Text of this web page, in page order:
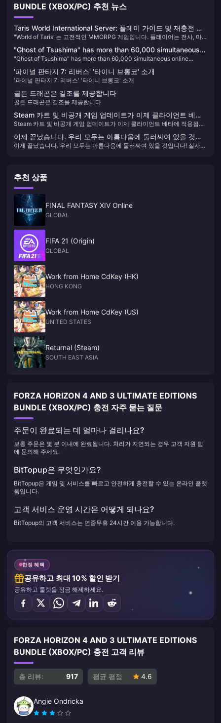
BUNDLE (XBOX/PC) 추천 뉴스
Taris World International Server: 플레이 가이드 및 재충전 전
략
"World of Taris"는 고전적인 MMORPG 게임입니다. 플레이어는 전사, 마
술과 속성이 있습니다. 마법과 모험이 가득한 타리스 대륙에서 플레이어는
숲과 사막, 도시와 산까지 광활한 세계를 탐험하며 다양한 모험과 전투를
경험할 수 있다. 이브.
"Ghost of Tsushima" has more than 60,000 simultaneous
online players on Steam, ranking fourth on the PlayStation
game list
"Ghost of Tsushima" has more than 60,000 simultaneous online
'파이널 판타지 7: 리버스' '타이니 브롱코' 소개
'파이널 판타지 7: 리버스' '타이니 브롱코' 소개
골든 드래곤은 길조를 제공합니다
골든 드래곤은 길조를 제공합니다
Steam 카트 및 비공개 게임 업데이트가 이제 클라이언트 베타
에 적용됩니다.
Steam 카트 및 비공개 게임 업데이트가 이제 클라이언트 베타에 적용됩니
이제 끝났습니다. 우리 모두는 아름다움에 둘러싸여 있을 것입
니다! 실사 인터랙티브 영화와 TV 게임의 "쓰나미"가 다가오고
이제 끝났습니다. 우리 모두는 아름다움에 둘러싸여 있을 것입니다! 실사
추천 상품
FINAL FANTASY XIV Online
GLOBAL
FIFA 21 (Origin)
GLOBAL
Work from Home CdKey (HK)
HONG KONG
Work from Home CdKey (US)
UNITED STATES
Returnal (Steam)
SOUTH EAST ASIA
FORZA HORIZON 4 AND 3 ULTIMATE EDITIONS
BUNDLE (XBOX/PC) 충전 자주 묻는 질문
주문이 완료되는 데 얼마나 걸리나요?
보통 주문은 몇 분 이내에 완료됩니다. 처리가 지연되는 경우 고객 지원 팀
에 문의해 주세요.
BitTopup은 무엇인가요?
BitTopup은 게임 및 서비스를 빠르고 안전하게 충전할 수 있는 온라인 플랫
폼입니다.
고객 서비스 운영 시간은 어떻게 되나요?
BitTopup의 고객 서비스는 연중무휴 24시간 이용 가능합니다.
한정 혜택
공유하고 최대 10% 할인 받기
공유하고 룰렛을 잠금 해제하세요.
FORZA HORIZON 4 AND 3 ULTIMATE EDITIONS
BUNDLE (XBOX/PC) 충전 고객 리뷰
총 리뷰: 917 평균 평점 4.6
Angie Ondricka